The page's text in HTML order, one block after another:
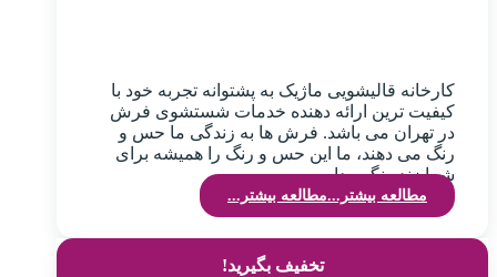
کارخانه قالیشویی ماژیک به پشتوانه تجربه خود با
کیفیت ترین ارائه دهنده خدمات شستشوی فرش
در تهران می باشد. فرش ها به زندگی ما حس و
رنگ می دهند، ما این حس و رنگ را همیشه برای
شما زنده نگهمیداریم.
مطالعه بیشتر...مطالعه بیشتر...
تخفیف بگیرید!